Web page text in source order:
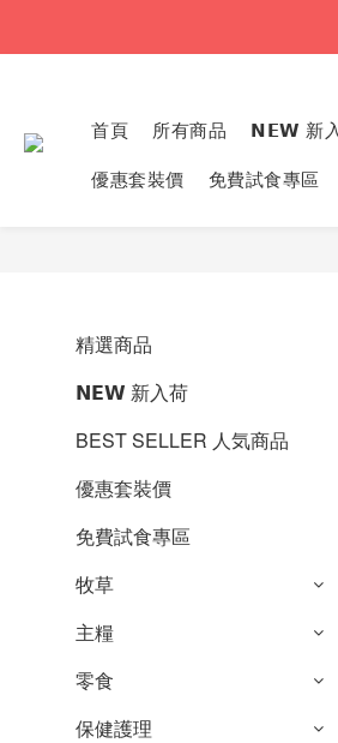
首頁 所有商品 𝗡𝗘𝗪 新
優惠套裝價
免費試食專區
精選商品
𝗡𝗘𝗪 新入荷
BEST SELLER 人気商品
優惠套裝價
免費試食專區
牧草
主糧
零食
保健護理